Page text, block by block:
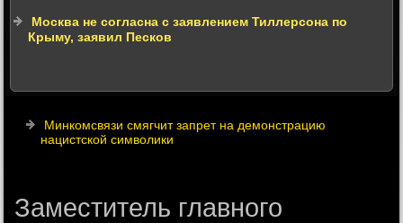
Москва не согласна с заявлением Тиллерсона по
Крыму, заявил Песков
Минкомсвязи смягчит запрет на демонстрацию
нацистской символики
Заместитель главного